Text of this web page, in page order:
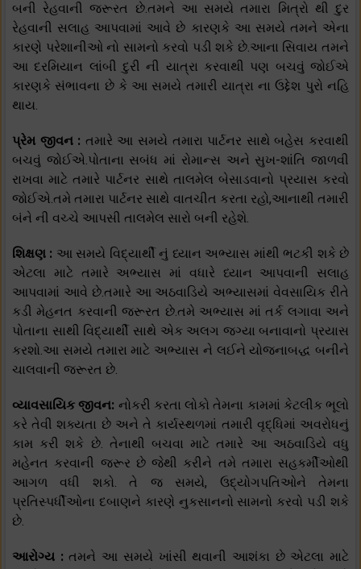
બની રેહવાની જરૂરત છે.તમને આ સમયે તમારા મિત્રો થી દુર
રેહવાની સલાહ આપવામાં આવે છે કારણકે આ સમયે તમને એના
કારણે પરેશાનીઓ નો સામનો કરવો પડી શકે છે.આના સિવાય તમને
આ દરમિયાન લાંબી દુરી ની યાત્રા કરવાથી પણ બચવું જોઈએ
કારણકે સંભાવના છે કે આ સમયે તમારી યાત્રા ના ઉદ્દેશ પુરો નહિ
થાય.
પ્રેમ જીવન : તમારે આ સમયે તમારા પાર્ટનર સાથે બહેસ કરવાથી
બચવું જોઈએ.પોતાના સબંધ માં રોમાન્સ અને સુખ-શાંતિ જાળવી
રાખવા માટે તમારે પાર્ટનર સાથે તાલમેલ બેસાડવાનો પ્રયાસ કરવો
જોઈએ.તમે તમારા પાર્ટનર સાથે વાતચીત કરતા રહો,આનાથી તમારી
બંને ની વચ્ચે આપસી તાલમેલ સારો બની રહેશે.
શિક્ષણ : આ સમયે વિદ્યાર્થી નું ધ્યાન અભ્યાસ માંથી ભટકી શકે છે
એટલા માટે તમારે અભ્યાસ માં વધારે ધ્યાન આપવાની સલાહ
આપવામાં આવે છે.તમારે આ અઠવાડિયે અભ્યાસમાં વેવસાયિક રીતે
કડી મેહનત કરવાની જરૂરત છે.તમે અભ્યાસ માં તર્ક લગાવા અને
પોતાના સાથી વિદ્યાર્થી સાથે એક અલગ જગ્યા બનાવાનો પ્રયાસ
કરશો.આ સમયે તમારા માટે અભ્યાસ ને લઈને યોજનાબદ્ધ બનીને
ચાલવાની જરૂરત છે.
વ્યાવસાયિક જીવન: નોકરી કરતા લોકો તેમના કામમાં કેટલીક ભૂલો
કરે તેવી શક્યતા છે અને તે કાર્યસ્થળમાં તમારી વૃદ્ધિમાં અવરોધનું
કામ કરી શકે છે. તેનાથી બચવા માટે તમારે આ અઠવાડિયે વધુ
મહેનત કરવાની જરૂર છે જેથી કરીને તમે તમારા સહકર્મીઓથી
આગળ વધી શકો. તે જ સમયે, ઉદ્યોગપતિઓને તેમના
પ્રતિસ્પર્ધીઓના દબાણને કારણે નુકસાનનો સામનો કરવો પડી શકે
છે.
આરોગ્ય :તમને આ સમયે ખાંસી થવાની આશંકા છે એટલા માટે